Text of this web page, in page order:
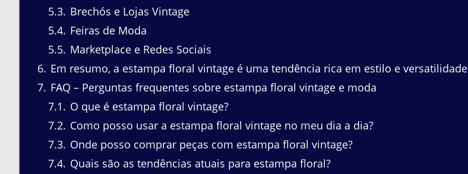
5.3 Brechós e Lojas Vintage
5.4 Feiras de Moda
5.5 Marketplace e Redes Sociais
6 Em resumo, a estampa floral vintage é uma tendência rica em estilo e versatilidade
7 FAQ – Perguntas frequentes sobre estampa floral vintage e moda
7.1
O que é estampa floral vintage?
7.2 Como posso usar a estampa floral vintage no meu dia a dia?
7.3 Onde posso comprar peças com estampa floral vintage?
7.4 Quais são as tendências atuais para estampa floral?